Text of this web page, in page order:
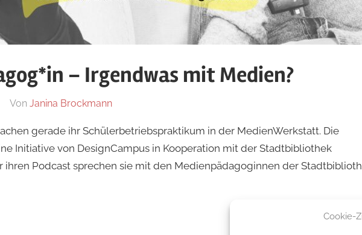
Cookie-
– Irgendwas mit Medien?
Von Janina Brockmann
gerade ihr Schülerbetriebspraktikum in der MedienWerkstatt. Die
Initiative von DesignCampus in Kooperation mit der Stadtbibliothek
ihren Podcast sprechen sie mit den Medienpädagoginnen der